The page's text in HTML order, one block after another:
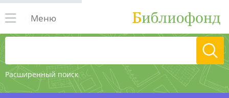
Расширенный поиск
Меню